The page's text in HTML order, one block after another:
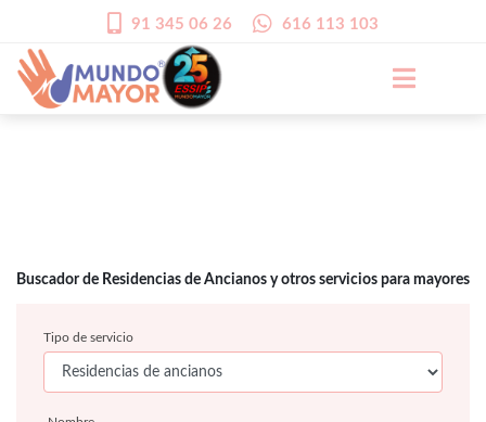
91 345 06 26 616 113 103
Buscador de Residencias de Ancianos y otros servicios para mayores
Tipo de servicio